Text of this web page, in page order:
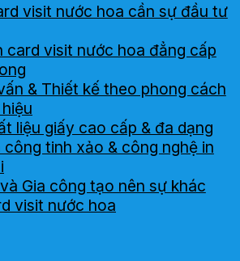
visit nước hoa cần sự đầu tư
card visit nước hoa đẳng cấp
& Thiết kế theo phong cách
liệu giấy cao cấp & đa dạng
công tinh xảo & công nghệ in
Gia công tạo nên sự khác
visit nước hoa